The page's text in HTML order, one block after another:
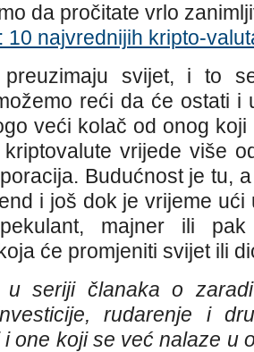
da pročitate vrlo
10 najvrednijih kripto-
preuzimaju svijet, i to
reći da će ostati i
veći kolač od onog
vrijede više
Budućnost je tu,
i još dok je vrijeme
majner ili
će promjeniti svijet ili
seriji članaka o
rudarenje i
one koji se već nalaze u